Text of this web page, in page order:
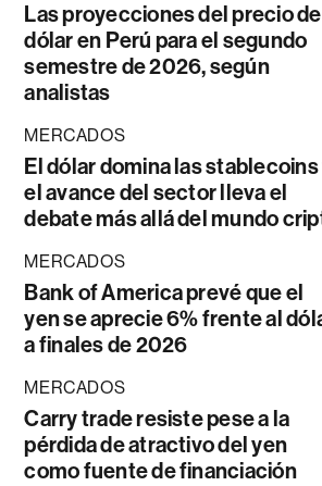
Las proyecciones del precio
dólar en Perú para el segundo
semestre de 2026, según
analistas
MERCADOS
El dólar domina las stablecoins
el avance del sector lleva el
debate más allá del mundo
MERCADOS
Bank of America prevé que el
yen se aprecie 6% frente al
a finales de 2026
MERCADOS
Carry trade resiste pese a la
pérdida de atractivo del yen
como fuente de financiación